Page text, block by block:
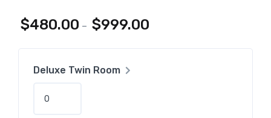
$480.00 – $999.00
Deluxe Twin Room